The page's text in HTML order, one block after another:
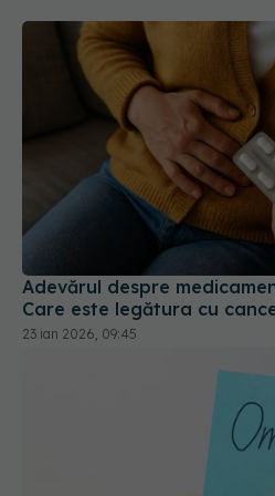
Adevărul despre
Care este legătura cu
23 ian 2026, 09:45